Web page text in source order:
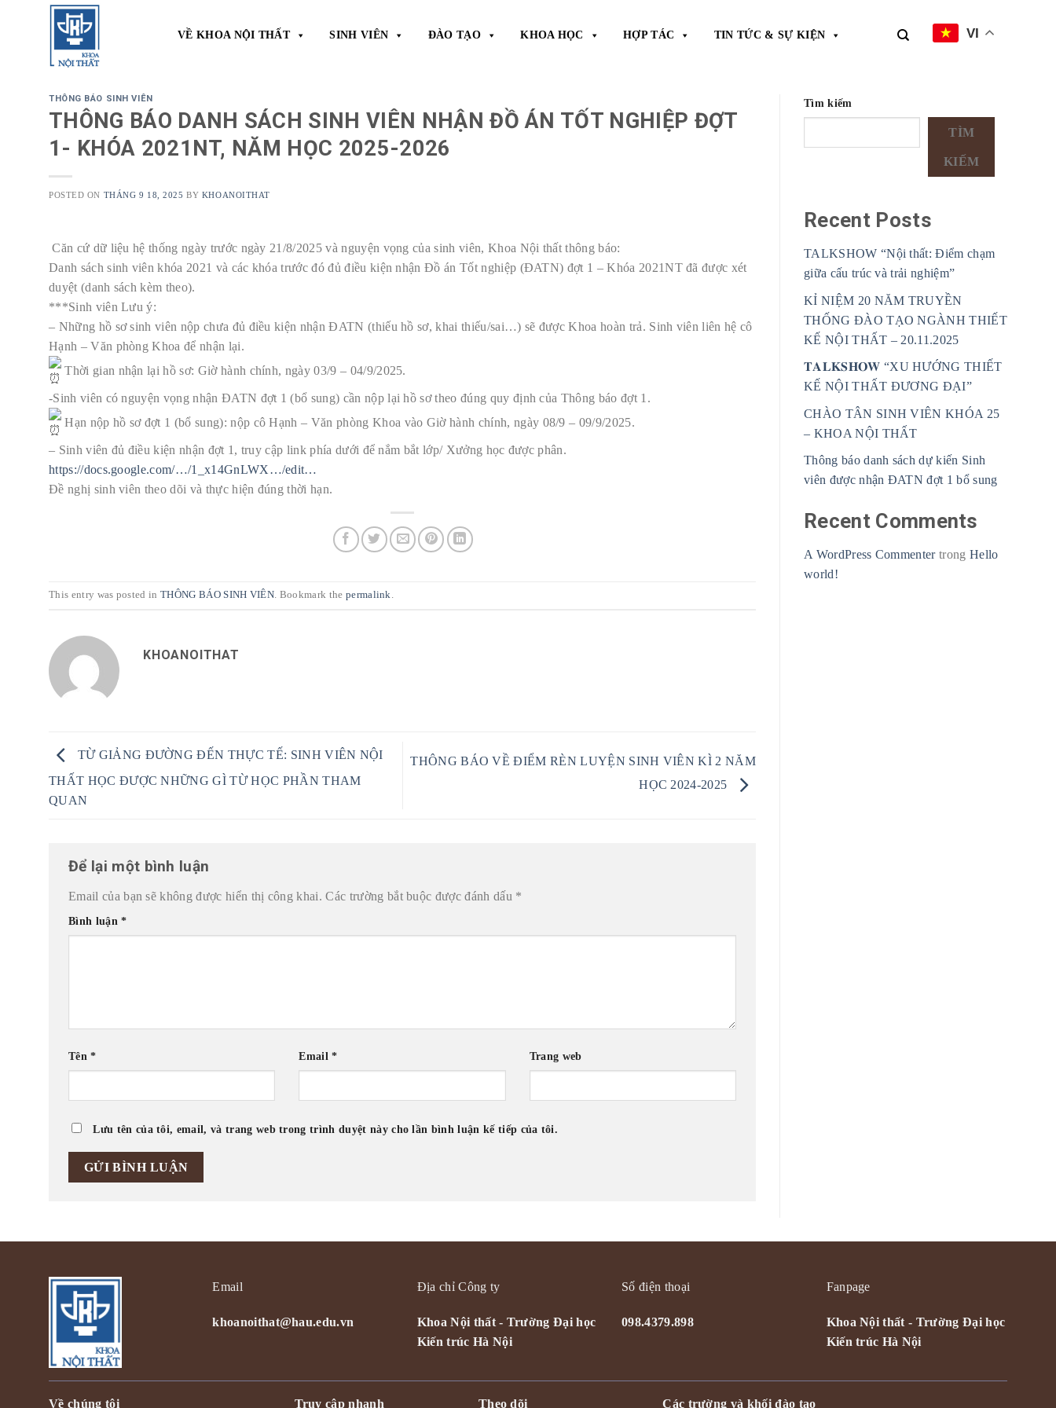
VỀ KHOA NỘI THẤT SINH VIÊN ĐÀO TẠO KHOA HỌC HỢP TÁC TIN TỨC & SỰ KIỆN VI
THÔNG BÁO SINH VIÊN
THÔNG BÁO DANH SÁCH SINH VIÊN NHẬN ĐỒ ÁN TỐT NGHIỆP ĐỢT
1- KHÓA 2021NT, NĂM HỌC 2025-2026
POSTED ON THÁNG 9 18, 2025 BY KHOANOITHAT
Căn cứ dữ liệu hệ thống ngày trước ngày 21/8/2025 và nguyện vọng của sinh viên, Khoa Nội thất thông báo:
Danh sách sinh viên khóa 2021 và các khóa trước đó đủ điều kiện nhận Đồ án Tốt nghiệp (ĐATN) đợt 1 – Khóa 2021NT đã được xét
duyệt (danh sách kèm theo).
***Sinh viên Lưu ý:
– Những hồ sơ sinh viên nộp chưa đủ điều kiện nhận ĐATN (thiếu hồ sơ, khai thiếu/sai…) sẽ được Khoa hoàn trả. Sinh viên liên hệ cô
Hạnh – Văn phòng Khoa để nhận lại.
Thời gian nhận lại hồ sơ: Giờ hành chính, ngày 03/9 – 04/9/2025.
-Sinh viên có nguyện vọng nhận ĐATN đợt 1 (bổ sung) cần nộp lại hồ sơ theo đúng quy định của Thông báo đợt 1.
Hạn nộp hồ sơ đợt 1 (bổ sung): nộp cô Hạnh – Văn phòng Khoa vào Giờ hành chính, ngày 08/9 – 09/9/2025.
– Sinh viên đủ điều kiện nhận đợt 1, truy cập link phía dưới để nắm bắt lớp/ Xưởng học được phân.
https://docs.google.com/…/1_x14GnLWX…/edit…
Đề nghị sinh viên theo dõi và thực hiện đúng thời hạn.
This entry was posted inTHÔNG BÁO SINH VIÊN. Bookmark the permalink.
KHOANOITHAT
TỪ GIẢNG ĐƯỜNG ĐẾN THỰC TẾ: SINH VIÊN NỘI
THẤT HỌC ĐƯỢC NHỮNG GÌ TỪ HỌC PHẦN THAM
QUAN
THÔNG BÁO VỀ ĐIỂM RÈN LUYỆN SINH VIÊN KÌ 2 NĂM
HỌC 2024-2025
Để lại một bình luận
Email của bạn sẽ không được hiển thị công khai. Các trường bắt buộc được đánh dấu *
Bình luận*
Tên* Email* Trang web
Lưu tên của tôi, email, và trang web trong trình duyệt này cho lần bình luận kế tiếp của tôi.
Tìm kiếm
TÌM
KIẾM
Recent Posts
TALKSHOW “Nội thất: Điểm chạm
giữa cấu trúc và trải nghiệm”
KỈ NIỆM 20 NĂM TRUYỀN
THỐNG ĐÀO TẠO NGÀNH THIẾT
KẾ NỘI THẤT – 20.11.2025
𝐓𝐀𝐋𝐊𝐒𝐇𝐎𝐖 “XU HƯỚNG THIẾT
KẾ NỘI THẤT ĐƯƠNG ĐẠI”
CHÀO TÂN SINH VIÊN KHÓA 25
– KHOA NỘI THẤT
Thông báo danh sách dự kiến Sinh
viên được nhận ĐATN đợt 1 bổ sung
Recent Comments
A WordPress Commentertrong Hello
world!
Email
khoanoithat@hau.edu.vn
Địa chỉ Công ty
Khoa Nội thất - Trường Đại học
Kiến trúc Hà Nội
Số điện thoại
098.4379.898
Fanpage
Khoa Nội thất - Trường Đại học
Kiến trúc Hà Nội
Về chúng tôi Truy cập nhanh Theo dõi Các trường và khối đào tạo